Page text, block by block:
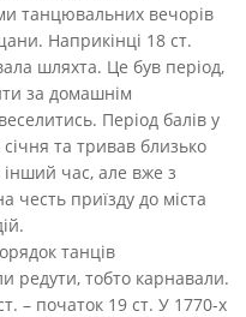
танцювальних вечорів
Наприкінці 18 ст.
шляхта. Це був період,
за домашнім
Період балів у
та тривав близько
інший час, але вже з
честь приїзду до міста
танців
редути, тобто карнавали.
– початок 19 ст. У 1770-х